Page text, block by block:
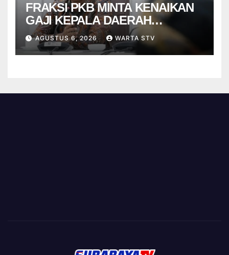
FRAKSI PKB MINTA KENAIKAN
GAJI KEPALA DAERAH
BERBASIS KINERJA
AGUSTUS 6, 2026 WARTA STV